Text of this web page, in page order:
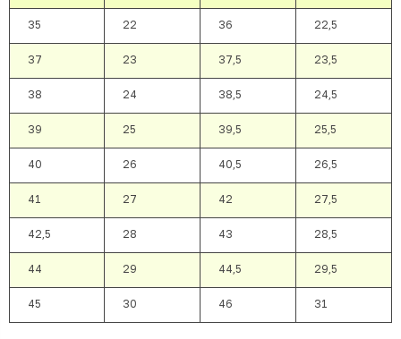
35 22 36 22,5
37 23 37,5 23,5
38 24 38,5 24,5
39 25 39,5 25,5
40 26 40,5 26,5
41 27 42 27,5
42,5 28 43 28,5
44 29 44,5 29,5
45 30 46 31